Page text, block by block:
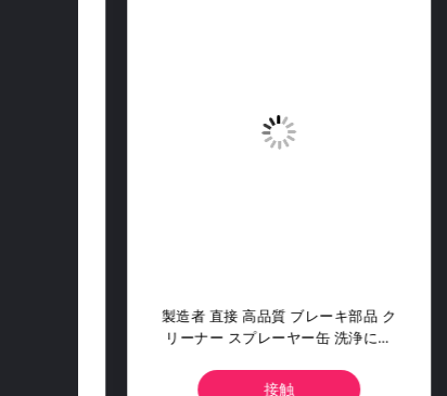
OEM ODM Aeropakの車輪およびタ
イヤの洗剤は車のタイヤのためのス